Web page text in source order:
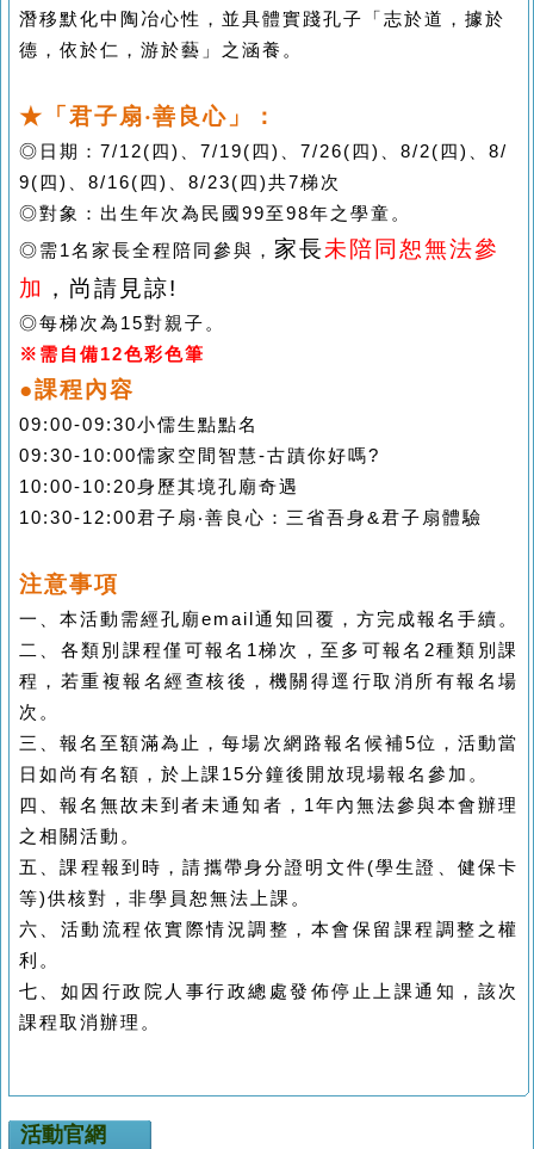
潛移默化中陶冶心性，並具體實踐孔子「志於道，據於
德，依於仁，游於藝」之涵養。
★「君子扇‧善良心」：
◎日期： 7/12( 四 ) 7/19( 四 ) 7/26( 四 ) 8/2( 四 )
8/
9( 四 ) 8/16( 四 ) 8/23( 四 )共7梯次
◎對象：出生年次為民國 99至98年之學童。
◎需1名家長全程陪同參與， 家長未陪同恕無法參
加 ，尚請見諒!
◎每梯次為 15對親子。
※ 需自備12色彩色筆
●課程內容
09:00-09:30小儒生點點名
09:30-10:00儒家空間智慧-古蹟你好嗎?
10:00-10:20身歷其境孔廟奇遇
10:30-12:00君子扇‧善良心：三省吾身&君子扇體驗
注意事項
一、本活動需經孔廟email 通知回覆，方完成報名手續。
二、各類別課程僅可報名 1梯次，至多可報名 2種類別課
程 ，若重複報名經查核後，機關得逕行取消所有報名場
次。
三、報名至額滿為止，每場次網路報名候補5位，活動當
日如尚有名額，於上課 15分鐘後開放現場報名參加。
四、報名無故未到者未通知者， 1年內無法參與本會辦理
之相關活動。
五、課程報到時，請攜帶身分證明文件(學生證、健保卡
等)供核對 ，非學員恕無法上課 。
六、活動流程依實際情況調整，本會保留課程調整之權
利。
七、如因行政院人事行政總處發佈停止上課通知，該次
課程取消辦理。
活動官網